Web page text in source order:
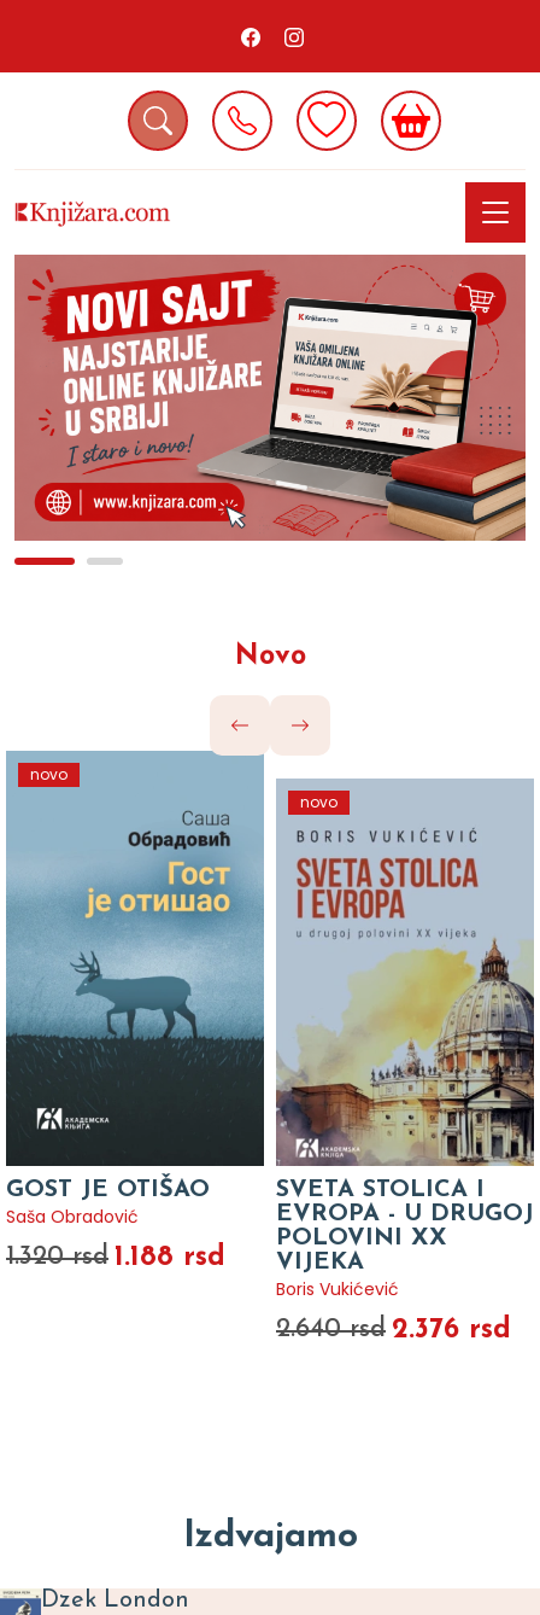
Novo
novo
GOST JE OTIŠAO
Saša Obradović
1.320 rsd 1.188 rsd
novo
SVETA STOLICA I
EVROPA - U DRUGOJ
POLOVINI XX
VIJEKA
Boris Vukićević
2.640 rsd 2.376 rsd
Izdvajamo
Dzek London